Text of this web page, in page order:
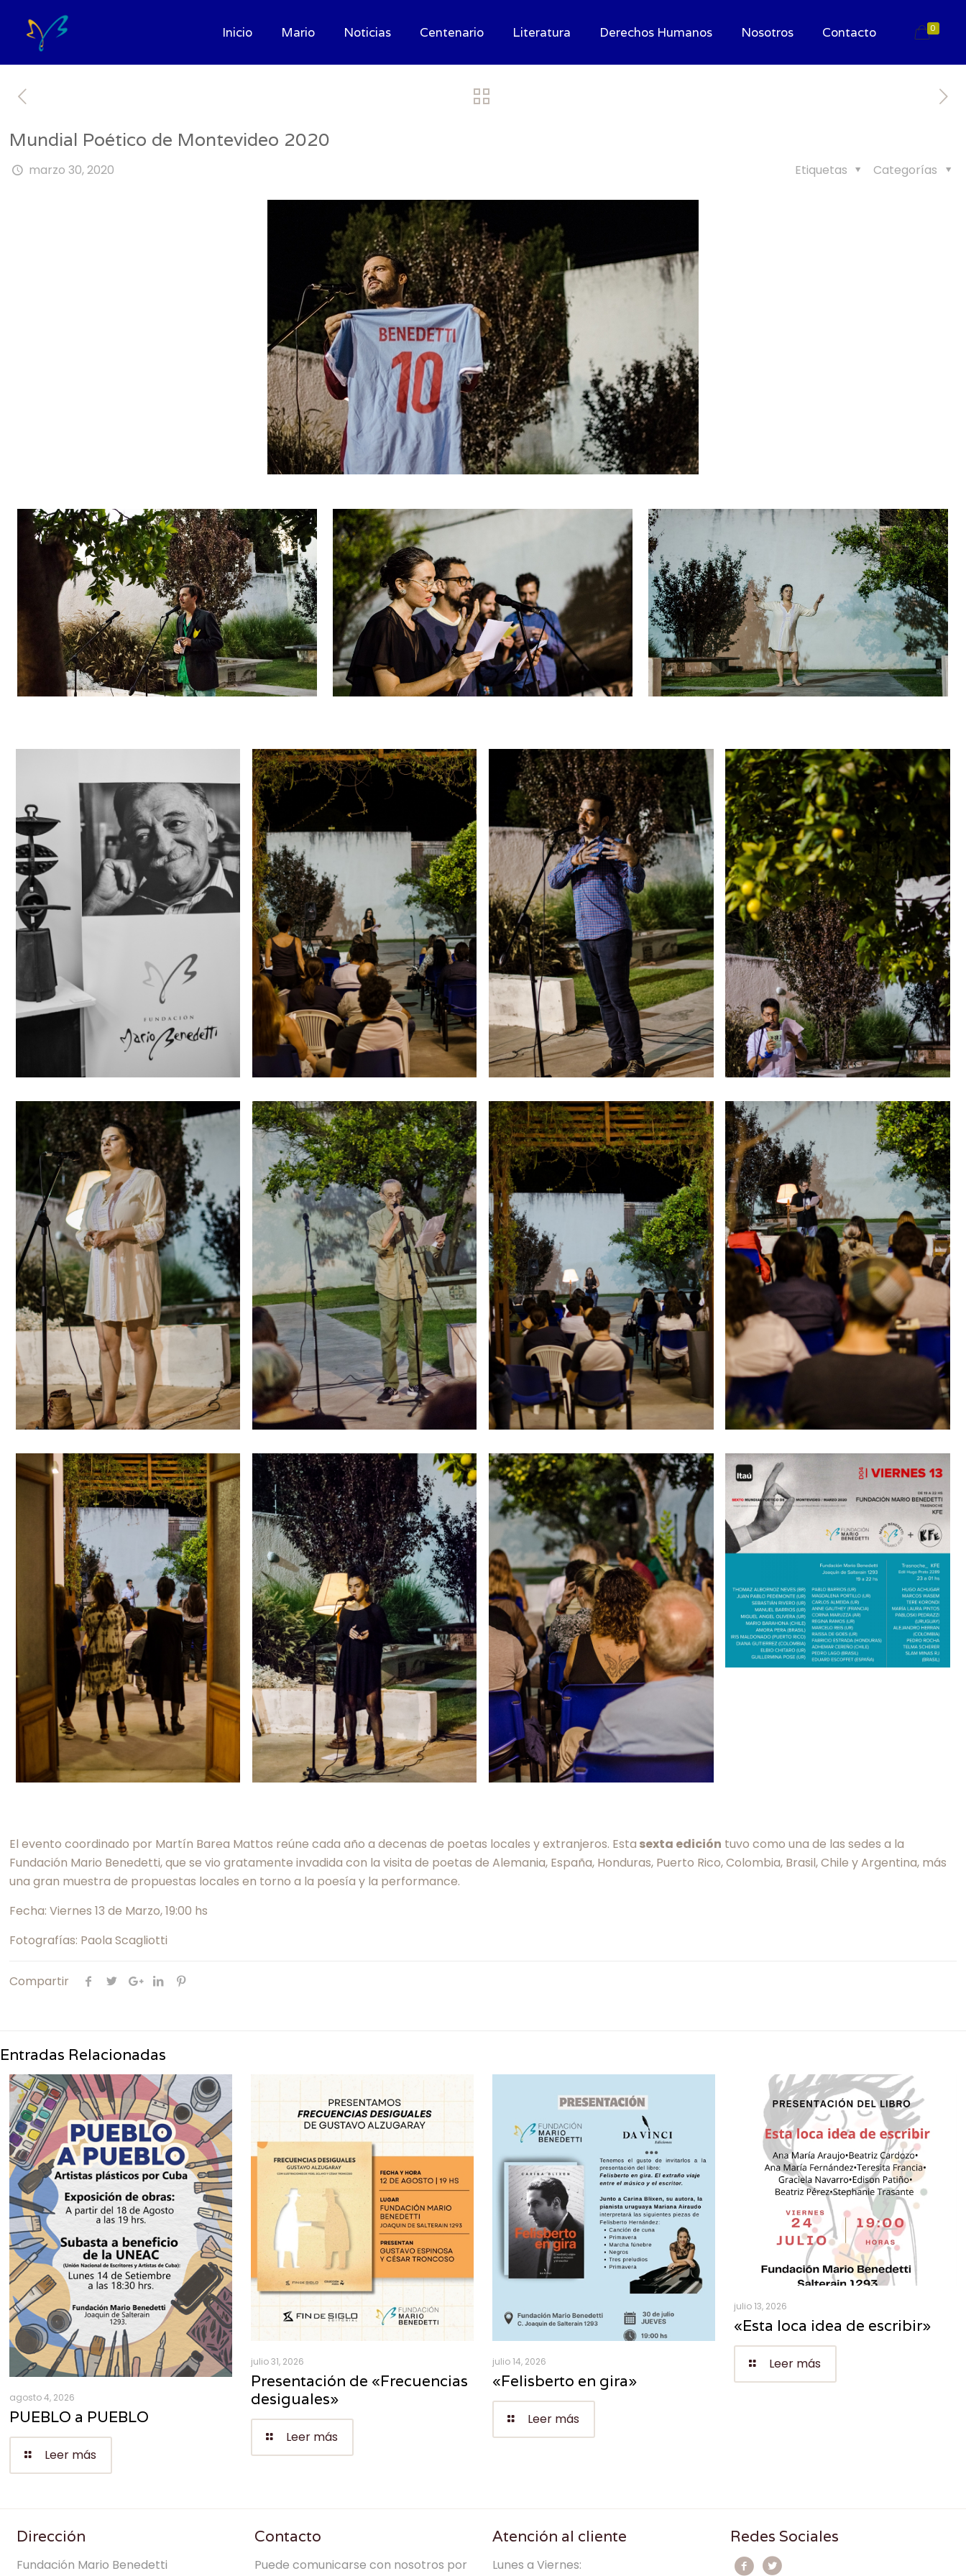
Inicio Mario Noticias Centenario Literatura Derechos Humanos Nosotros Contacto 0
Mundial Poético de Montevideo 2020
marzo 30, 2020 Categorías
Etiquetas
El evento coordinado por Martín Barea Mattos reúne cada año a decenas de poetas locales y extranjeros. Esta sexta edición tuvo como una de las sedes a la
Fundación Mario Benedetti, que se vio gratamente invadida con la visita de poetas de Alemania, España, Honduras, Puerto Rico, Colombia, Brasil, Chile y Argentina, más
una gran muestra de propuestas locales en torno a la poesía y la performance.
Fecha: Viernes 13 de Marzo, 19:00 hs
Fotografías: Paola Scagliotti
Compartir
Entradas Relacionadas
agosto 4, 2026
PUEBLO a PUEBLO
Leer más
julio 31, 2026
Presentación de «Frecuencias
desiguales»
Leer más
julio 14, 2026
«Felisberto en gira»
Leer más
julio 13, 2026
«Esta loca idea de escribir»
Leer más
Dirección
Fundación Mario Benedetti
Contacto
Puede comunicarse con nosotros por
Atención al cliente
Lunes a Viernes:
Redes Sociales